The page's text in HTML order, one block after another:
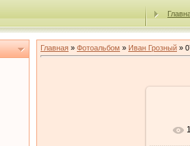
Главная » Фотоальбом » Иван Грозный »